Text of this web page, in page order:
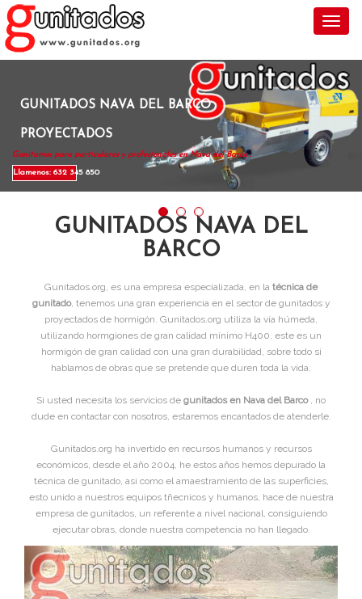
GUNITADOS NAVA DEL BARCO
PROYECTADOS
Gunitamos para particulares y profesionales en Nava del Barco .
Llamenos: 632 345 850
GUNITADOS NAVA DEL
BARCO
Gunitados.org, es una empresa especializada, en la técnica de
gunitado, tenemos una gran experiencia en el sector de gunitados y
proyectados de hormigón. Gunitados.org utiliza la vía húmeda,
utilizando hormgiones de gran calidad mínimo H400, este es un
hormigón de gran calidad con una gran durabilidad, sobre todo si
hablamos de obras que se pretende que duren toda la vida.
Si usted necesita los servicios de gunitados en Nava del Barco , no
dude en contactar con nosotros, estaremos encantados de atenderle.
Gunitados.org ha invertido en recursos humanos y recursos
económicos, desde el año 2004, he estos años hemos depurado la
técnica de gunitado, asi como el amaestramiento de las superficies,
esto unido a nuestros equipos tñecnicos y humanos, hace de nuestra
empresa de gunitados, un referente a nivel nacional, consiguiendo
ejecutar obras, donde nuestra competencia no han llegado.